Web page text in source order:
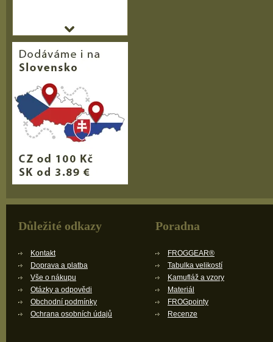
Důležité odkazy
Kontakt
Doprava a platba
Vše o nákupu
Otázky a odpovědi
Obchodní podmínky
Ochrana osobních údajů
Poradna
FROGGEAR®
Tabulka velikostí
Kamufláž a vzory
Materiál
FROGpointy
Recenze